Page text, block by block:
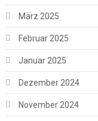
März 2025
Februar 2025
Januar 2025
Dezember 2024
November 2024